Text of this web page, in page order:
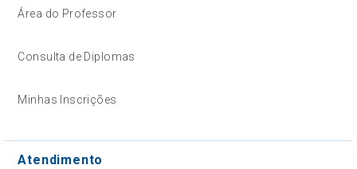
Área do Professor
Consulta de Diplomas
Minhas Inscrições
Atendimento